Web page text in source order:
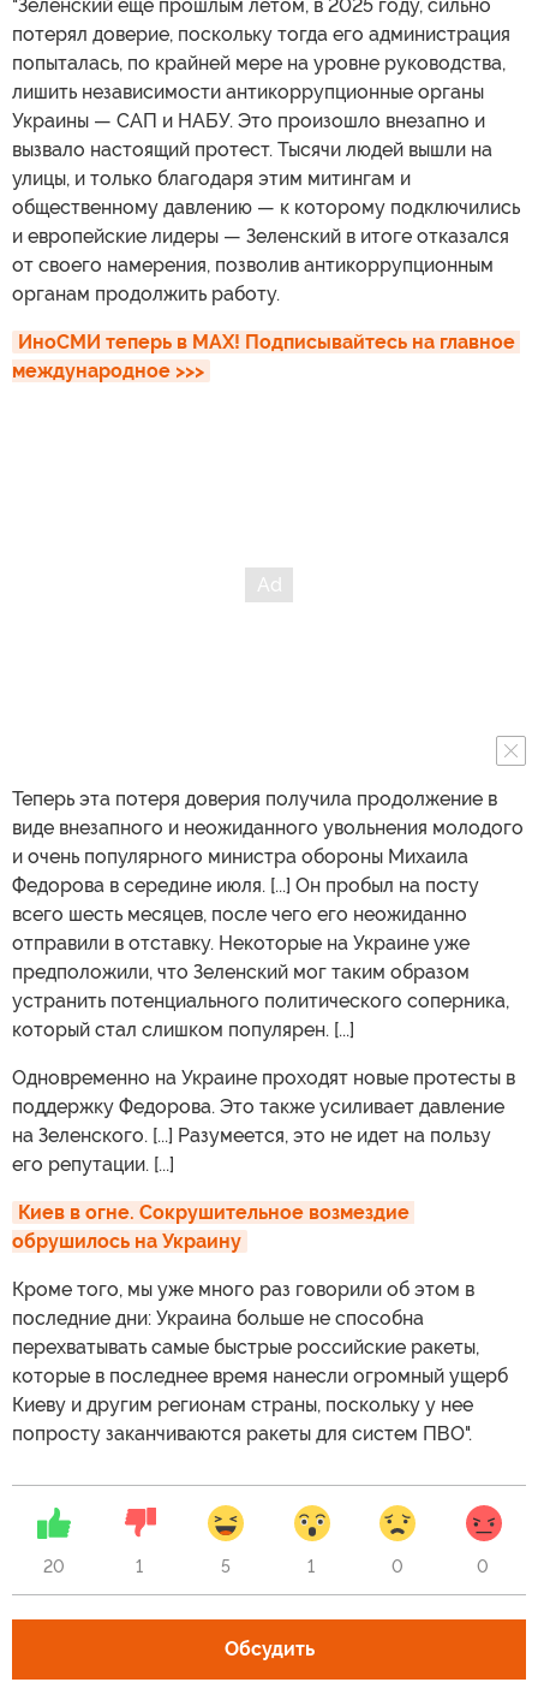
"Зеленский еще прошлым летом, в 2025 году, сильно
потерял доверие, поскольку тогда его администрация
попыталась, по крайней мере на уровне руководства,
лишить независимости антикоррупционные органы
Украины — САП и НАБУ. Это произошло внезапно и
вызвало настоящий протест. Тысячи людей вышли на
улицы, и только благодаря этим митингам и
общественному давлению — к которому подключились
и европейские лидеры — Зеленский в итоге отказался
от своего намерения, позволив антикоррупционным
органам продолжить работу.
ИноСМИ теперь в MAX! Подписывайтесь на главное
международное >>>
Теперь эта потеря доверия получила продолжение в
виде внезапного и неожиданного увольнения молодого
и очень популярного министра обороны Михаила
Федорова в середине июля. [...] Он пробыл на посту
всего шесть месяцев, после чего его неожиданно
отправили в отставку. Некоторые на Украине уже
предположили, что Зеленский мог таким образом
устранить потенциального политического соперника,
который стал слишком популярен. [...]
Одновременно на Украине проходят новые протесты в
поддержку Федорова. Это также усиливает давление
на Зеленского. [...] Разумеется, это не идет на пользу
его репутации. [...]
Киев в огне. Сокрушительное возмездие
обрушилось на Украину
Кроме того, мы уже много раз говорили об этом в
последние дни: Украина больше не способна
перехватывать самые быстрые российские ракеты,
которые в последнее время нанесли огромный ущерб
Киеву и другим регионам страны, поскольку у нее
попросту заканчиваются ракеты для систем ПВО".
20 1 5 1 0 0
Обсудить